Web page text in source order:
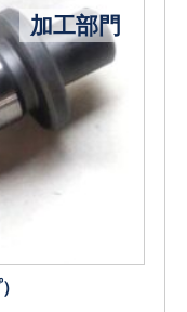
加工部門